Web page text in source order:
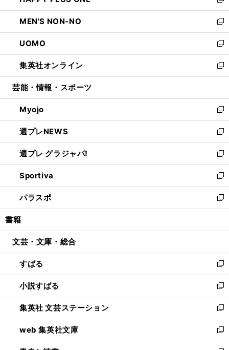
開
く
ウ
で
開
く
ン
ド
ウ
で
開
く
ウ
ィ
ン
ド
ウ
で
開
し
い
ウ
ィ
ン
ド
ウ
開
く
MEN'S NON-NO
新
し
い
ウ
ィ
ン
ウ
で
開
く
UOMO
新
し
い
ウ
ン
ド
ウ
で
開
く
集英社オンライン
新
し
ウ
ィ
ン
ド
ウ
で
開
く
芸能・情報・スポーツ
Myojo
新
し
い
ウ
ィ
ン
ド
ウ
で
開
週プレNEWS
新
し
い
ウ
ィ
ン
ド
ウ
開
週プレ グラジャパ!
新
し
い
ウ
ィ
ン
ウ
開
く
Sportiva
新
し
い
ウ
ン
ウ
で
開
く
パラスポ
新
し
ウ
ン
ド
ウ
で
開
く
書籍
文芸・文庫・総合
すばる
新
し
い
ウ
ィ
ン
ド
ウ
小説すばる
新
し
い
ウ
ィ
ン
集英社 文芸ステーション
新
し
い
ウ
web 集英社文庫
新
し